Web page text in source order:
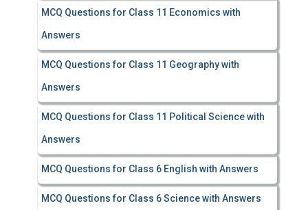
MCQ Questions for Class 11 Economics with
Answers
MCQ Questions for Class 11 Geography with
Answers
MCQ Questions for Class 11 Political Science with
Answers
MCQ Questions for Class 6 English with Answers
MCQ Questions for Class 6 Science with Answers